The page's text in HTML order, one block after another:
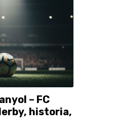
– FC
historia,